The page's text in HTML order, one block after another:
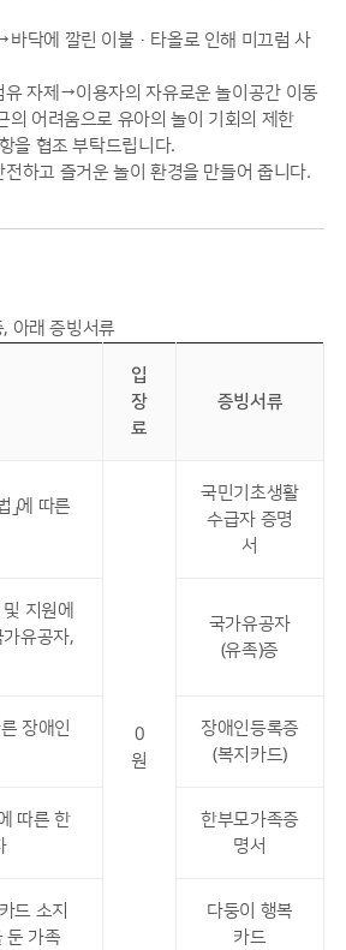
닥에 깔린 이불·타올로 인해 미끄럼 사
유 자제→이용자의 자유로운 놀이공간 이동
의 어려움으로 유아의 놀이 기회의 제한
을 협조 부탁드립니다.
하고 즐거운 놀이 환경을 만들어 줍니다.
아래 증빙서류
입
장
료
증빙서류
」에 따른
0
원
국민기초생활
수급자 증명
서
지원에
가유공자,
국가유공자
(유족)증
른 장애인
장애인등록증
(복지카드)
따른 한
한부모가족증
명서
드 소지
둔 가족
다둥이 행복
카드